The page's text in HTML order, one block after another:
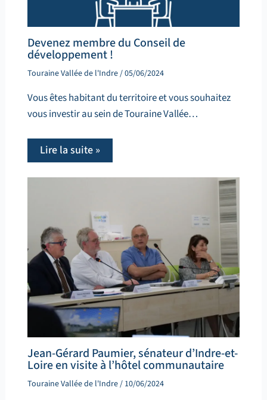
Devenez membre du Conseil de
développement !
Touraine Vallée de l'Indre/05/06/2024
Vous êtes habitant du territoire et vous souhaitez
vous investir au sein de Touraine Vallée…
Lire la suite »
Jean-Gérard Paumier, sénateur d’Indre-et-
Loire en visite à l’hôtel communautaire
Touraine Vallée de l'Indre/ 10/06/2024